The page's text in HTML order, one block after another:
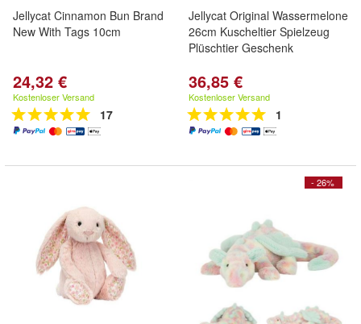
Jellycat Cinnamon Bun Brand
New With Tags 10cm
24,32 €
Kostenloser Versand
17
Jellycat Original Wassermelone
26cm Kuscheltier Spielzeug
Plüschtier Geschenk
36,85 €
Kostenloser Versand
1
- 26%